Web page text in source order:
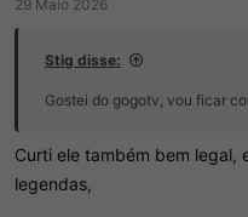
29 Maio 2026
Stig disse:
Gostei do gogotv, vou ficar
Curti ele também bem legal,
legendas,